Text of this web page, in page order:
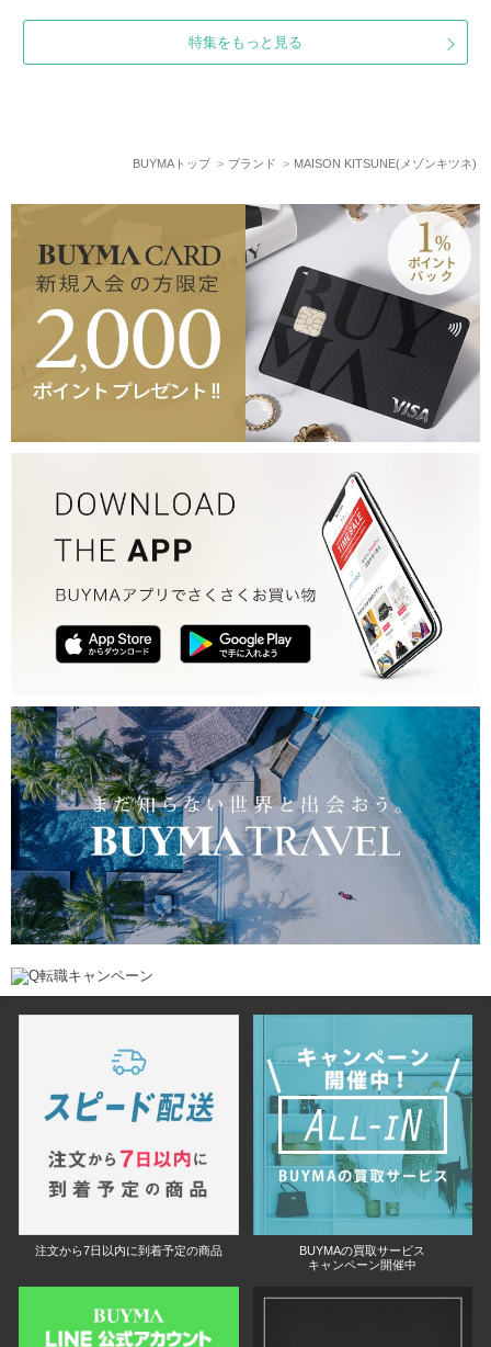
特集をもっと見る
BUYMAトップ ブランド MAISON KITSUNE(メゾンキツネ)
注文から7日以内に到着予定の商品
BUYMAの買取サービス
キャンペーン開催中